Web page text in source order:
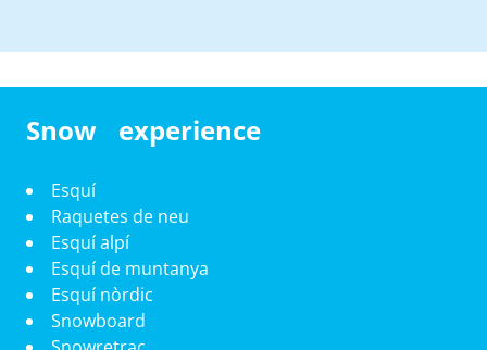
Snow experience
Esquí
Raquetes de neu
Esquí alpí
Esquí de muntanya
Esquí nòrdic
Snowboard